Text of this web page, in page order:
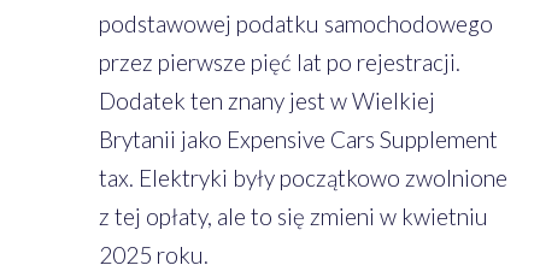
podstawowej podatku samochodowego
przez pierwsze pięć lat po rejestracji.
Dodatek ten znany jest w Wielkiej
Brytanii jako Expensive Cars Supplement
tax. Elektryki były początkowo zwolnione
z tej opłaty, ale to się zmieni w kwietniu
2025 roku.